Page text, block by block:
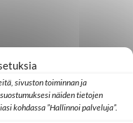
sivuston toiminnan ja
näiden tietojen
kohdassa ”Hallinnoi palveluja”.